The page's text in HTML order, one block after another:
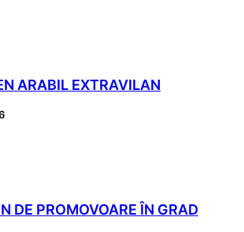
ARABIL EXTRAVILAN
DE PROMOVOARE ÎN GRAD